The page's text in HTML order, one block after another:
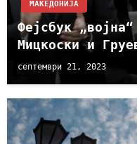
МАКЕДОНИЈА
Фејсбук
Мицкоски и
септември 21, 2023